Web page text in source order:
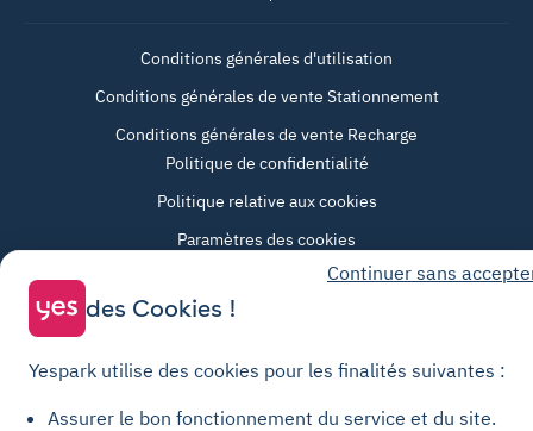
Conditions générales d'utilisation
Conditions générales de vente Stationnement
Conditions générales de vente Recharge
Politique de confidentialité
Politique relative aux cookies
Paramètres des cookies
Mentions légales
Charte de transparence
Continuer sans
des Cookies !
Yespark utilise des cookies pour les finalités suivantes :
Assurer le bon fonctionnement du service et du site.